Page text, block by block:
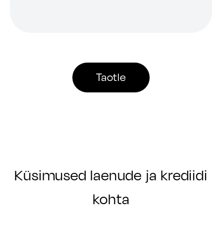
Taotle
Küsimused laenude ja krediidi
kohta